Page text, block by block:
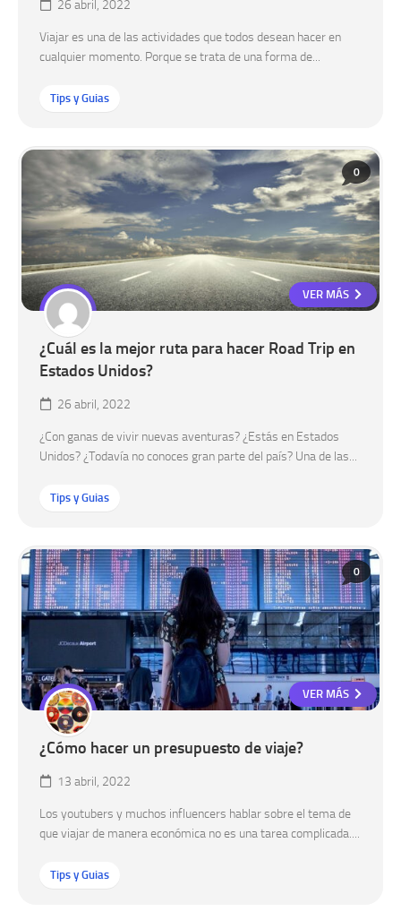
26 abril, 2022
Viajar es una de las actividades que todos desean hacer en
cualquier momento. Porque se trata de una forma de...
Tips y Guias
0
VER MÁS
¿Cuál es la mejor ruta para hacer Road Trip en
Estados Unidos?
26 abril, 2022
¿Con ganas de vivir nuevas aventuras? ¿Estás en Estados
Unidos? ¿Todavía no conoces gran parte del país? Una de las...
Tips y Guias
0
VER MÁS
¿Cómo hacer un presupuesto de viaje?
13 abril, 2022
Los youtubers y muchos influencers hablar sobre el tema de
que viajar de manera económica no es una tarea complicada....
Tips y Guias